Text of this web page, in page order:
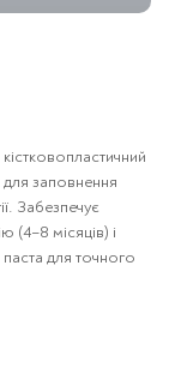
для заповнення
Забезпечує
місяців) і
паста для точного